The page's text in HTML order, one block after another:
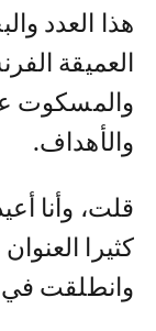
هذا العدد
العميقة
والمسكوت
والأهداف.
قلت، وأنا
كثيرا
وانطلقت في